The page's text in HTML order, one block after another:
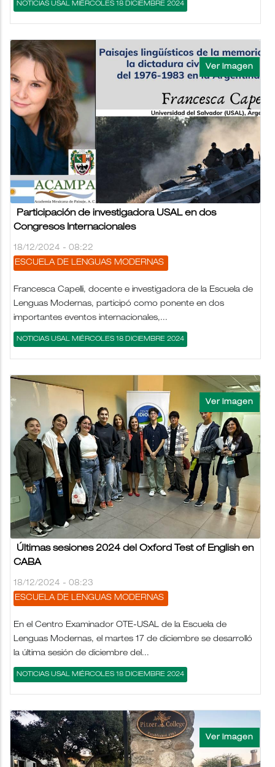
NOTICIAS USAL MIÉRCOLES 18 DICIEMBRE 2024
Participación de investigadora USAL en dos
Congresos Internacionales
18/12/2024 - 08:22
ESCUELA DE LENGUAS MODERNAS
Francesca Capelli, docente e investigadora de la Escuela de
Lenguas Modernas, participó como ponente en dos
importantes eventos internacionales,...
NOTICIAS USAL MIÉRCOLES 18 DICIEMBRE 2024
Últimas sesiones 2024 del Oxford Test of English en
CABA
18/12/2024 - 08:23
ESCUELA DE LENGUAS MODERNAS
En el Centro Examinador OTE-USAL de la Escuela de
Lenguas Modernas, el martes 17 de diciembre se desarrolló
la última sesión de diciembre del...
NOTICIAS USAL MIÉRCOLES 18 DICIEMBRE 2024